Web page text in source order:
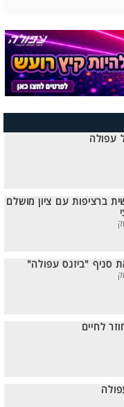
עפולה
ברציפות עם ציון מושלם
סניף "ביזנס עפולה"
לחיים